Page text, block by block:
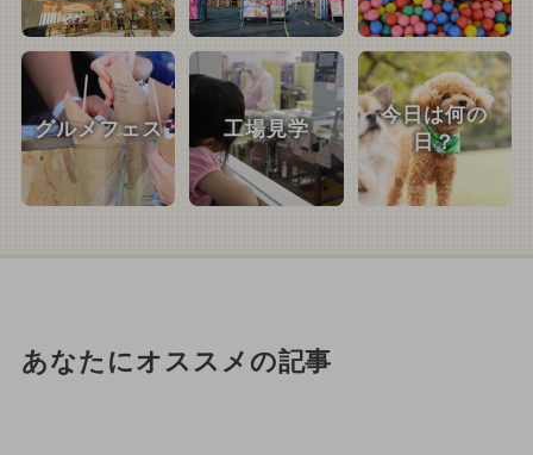
グルメフェス 工場見学
今日は何の
日？
あなたにオススメの記事